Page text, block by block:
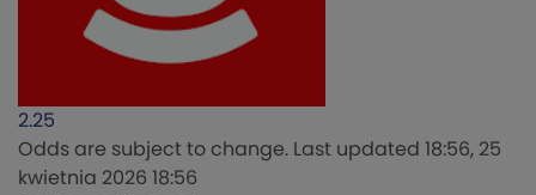
2.25
Odds are subject to change. Last updated 18:56, 25
kwietnia 2026 18:56